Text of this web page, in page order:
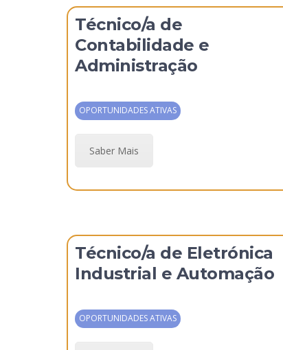
Técnico/a de
Contabilidade e
Administração
OPORTUNIDADES ATIVAS
Saber Mais
Técnico/a de Eletrónica
Industrial e Automação
OPORTUNIDADES ATIVAS